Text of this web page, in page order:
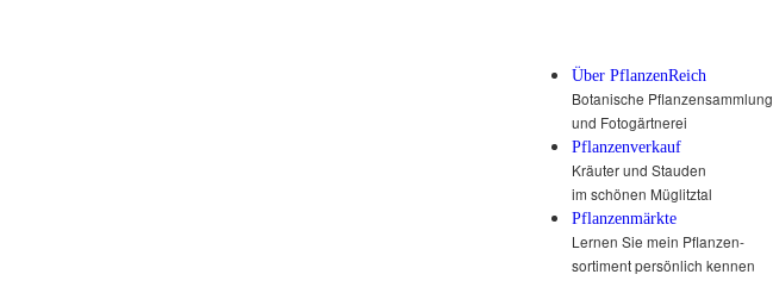
Über PflanzenReich
Botanische Pflanzensammlung
und Fotogärtnerei
Pflanzenverkauf
Kräuter und Stauden
im schönen Müglitztal
Pflanzenmärkte
Lernen Sie mein Pflanzen-
sortiment persönlich kennen